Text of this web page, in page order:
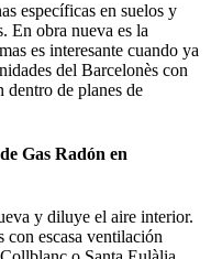
específicas en suelos y
En obra nueva es la
es interesante cuando ya
del Barcelonès con
dentro de planes de
Gas Radón en
y diluye el aire interior.
con escasa ventilación